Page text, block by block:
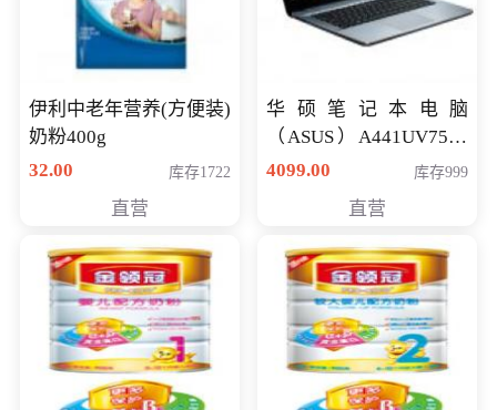
伊利中老年营养(方便装)
奶粉400g
32.00
库存1722
直营
华硕笔记本电脑
（ASUS）A441UV7500
顽石（7代i7-7500U 4G
4099.00 库存999
直营